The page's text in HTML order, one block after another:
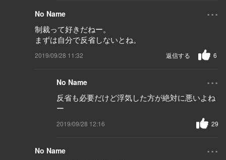
No Name ...
制裁って好きだねー。
まずは自分で反省しないとね。
2019/09/28 11:32 6
返信する
No Name ...
反省も必要だけど浮気した方が絶対に悪いよね
ー
2019/09/28 12:16 29
No Name ...